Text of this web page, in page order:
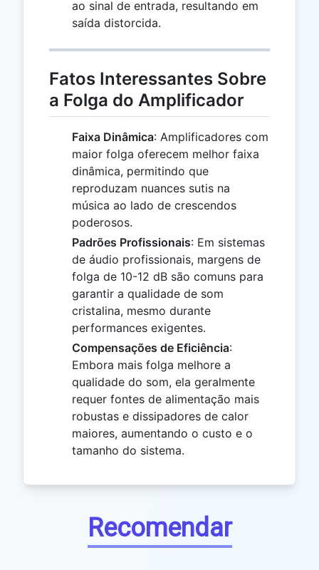
ao sinal de entrada, resultando em
saída distorcida.
Fatos Interessantes Sobre
a Folga do Amplificador
Faixa Dinâmica: Amplificadores com
maior folga oferecem melhor faixa
dinâmica, permitindo que
reproduzam nuances sutis na
música ao lado de crescendos
poderosos.
Padrões Profissionais: Em sistemas
de áudio profissionais, margens de
folga de 10-12 dB são comuns para
garantir a qualidade de som
cristalina, mesmo durante
performances exigentes.
Compensações de Eficiência:
Embora mais folga melhore a
qualidade do som, ela geralmente
requer fontes de alimentação mais
robustas e dissipadores de calor
maiores, aumentando o custo e o
tamanho do sistema.
Recomendar